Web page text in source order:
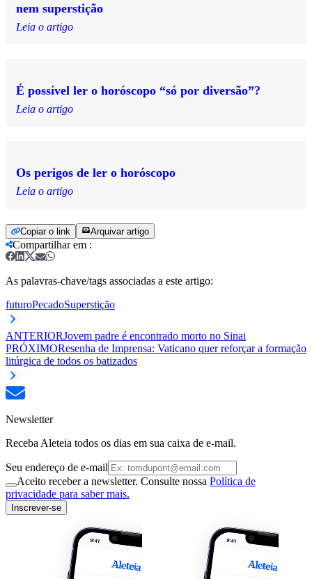
nem superstição
Leia o artigo
É possível ler o horóscopo “só por diversão”?
Leia o artigo
Os perigos de ler o horóscopo
Leia o artigo
Copiar o link Arquivar artigo
Compartilhar em :
As palavras-chave/tags associadas a este artigo:
futuroPecadoSuperstição
ANTERIORJovem padre é encontrado morto no Sinai
PRÓXIMOResenha de Imprensa: Vaticano quer reforçar a formação
litúrgica de todos os batizados
Newsletter
Receba Aleteia todos os dias em sua caixa de e-mail.
Seu endereço de e-mail
Aceito receber a newsletter. Consulte nossa Política de
privacidade para saber mais.
Inscrever-se